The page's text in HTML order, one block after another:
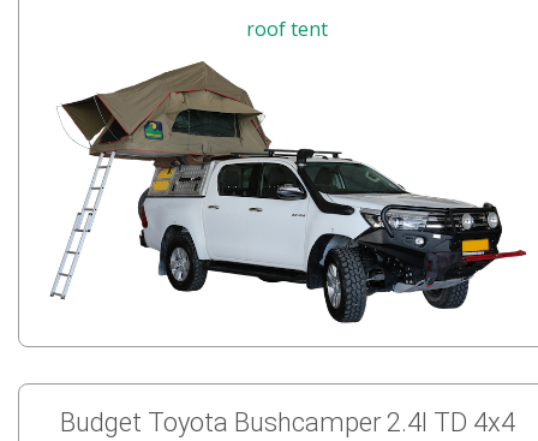
roof tent
Budget Toyota Bushcamper 2.4l TD 4x4